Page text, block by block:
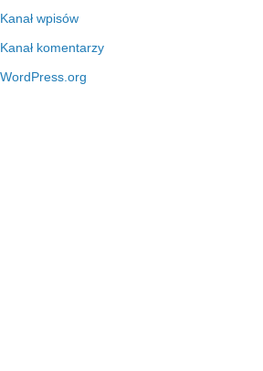
Kanał wpisów
Kanał komentarzy
WordPress.org